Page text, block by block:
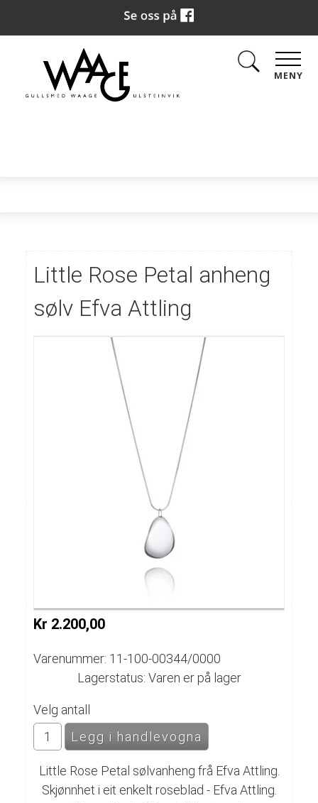
MENY
Little Rose Petal anheng
sølv Efva Attling
Kr 2.200,00
Varenummer: 11-100-00344/0000
Lagerstatus: Varen er på lager
Velg antall
Little Rose Petal sølvanheng frå Efva Attling.
Skjønnhet i eit enkelt roseblad - Efva Attling.